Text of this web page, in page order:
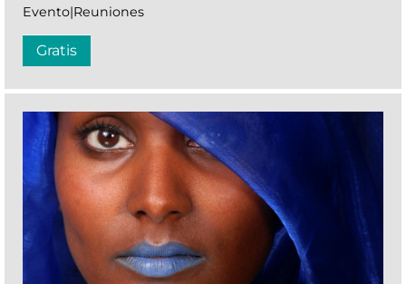
Evento|Reuniones
Gratis